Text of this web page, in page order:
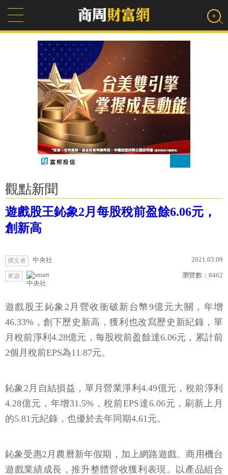
觀點新聞
遊戲股王鈊象2月每股稅前盈餘6.06元，
創新高
撰文者 中央社 2021.03.09
來源
中央社
瀏覽數： 8462
遊戲股王鈊象2月營收衝破新台幣9億元大關，年增
46.33%，創下歷史新高，獲利也改寫歷史新紀錄，單
月稅前淨利4.28億元，每股稅前盈餘達6.06元，累計前
2個月稅前EPS為11.87元。
鈊象2月自結損益，單月營業淨利4.49億元，稅前淨利
4.28億元，年增31.5%，稅前EPS達6.06元，刷新上月
的5.81元紀錄，也優於去年同期4.61元。
鈊象受惠2月農曆新年假期，加上網路遊戲、商用機台
遊戲業績成長，推升整體營收獲利表現。以產品組合